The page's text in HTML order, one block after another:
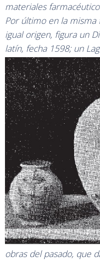
materiales
Por último en la misma
igual origen, figura un
latín, fecha 1598; un
obras del pasado, que